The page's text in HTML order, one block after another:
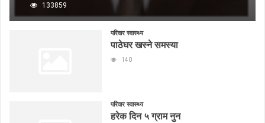
133859
परिवार स्वास्थ्य
पाठेघर खस्ने समस्या
140
परिवार स्वास्थ्य
हरेक दिन ५ ग्राम नुन